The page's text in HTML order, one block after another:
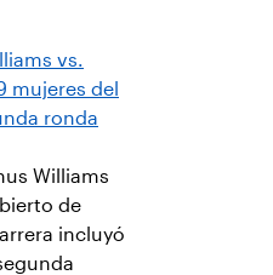
vs.
mujeres del
ronda
Williams
de
incluyó